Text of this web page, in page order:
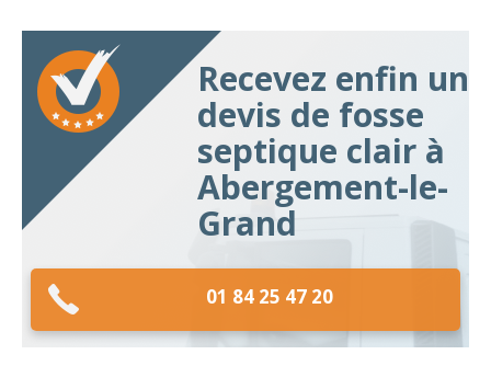
Recevez enfin un
devis de fosse
septique clair à
Abergement-le-
Grand
01 84 25 47 20